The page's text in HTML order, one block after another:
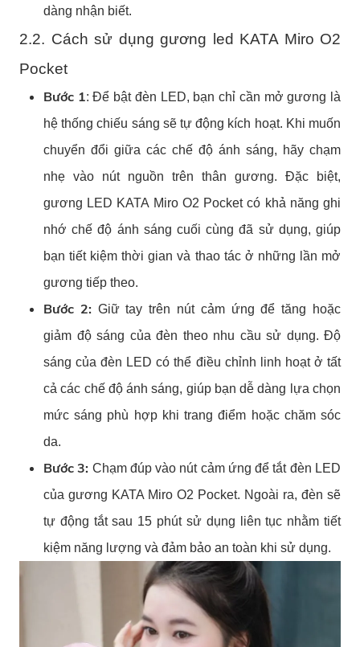
dàng nhận biết.
2.2. Cách sử dụng gương led KATA Miro O2
Pocket
Bước 1: Để bật đèn LED, bạn chỉ cần mở gương là
hệ thống chiếu sáng sẽ tự động kích hoạt. Khi muốn
chuyển đổi giữa các chế độ ánh sáng, hãy chạm
nhẹ vào nút nguồn trên thân gương. Đặc biệt,
gương LED KATA Miro O2 Pocket có khả năng ghi
nhớ chế độ ánh sáng cuối cùng đã sử dụng, giúp
bạn tiết kiệm thời gian và thao tác ở những lần mở
gương tiếp theo.
Bước 2:Giữ tay trên nút cảm ứng để tăng hoặc
giảm độ sáng của đèn theo nhu cầu sử dụng. Độ
sáng của đèn LED có thể điều chỉnh linh hoạt ở tất
cả các chế độ ánh sáng, giúp bạn dễ dàng lựa chọn
mức sáng phù hợp khi trang điểm hoặc chăm sóc
da.
Bước 3: Chạm đúp vào nút cảm ứng để tắt đèn LED
của gương KATA Miro O2 Pocket. Ngoài ra, đèn sẽ
tự động tắt sau 15 phút sử dụng liên tục nhằm tiết
kiệm năng lượng và đảm bảo an toàn khi sử dụng.